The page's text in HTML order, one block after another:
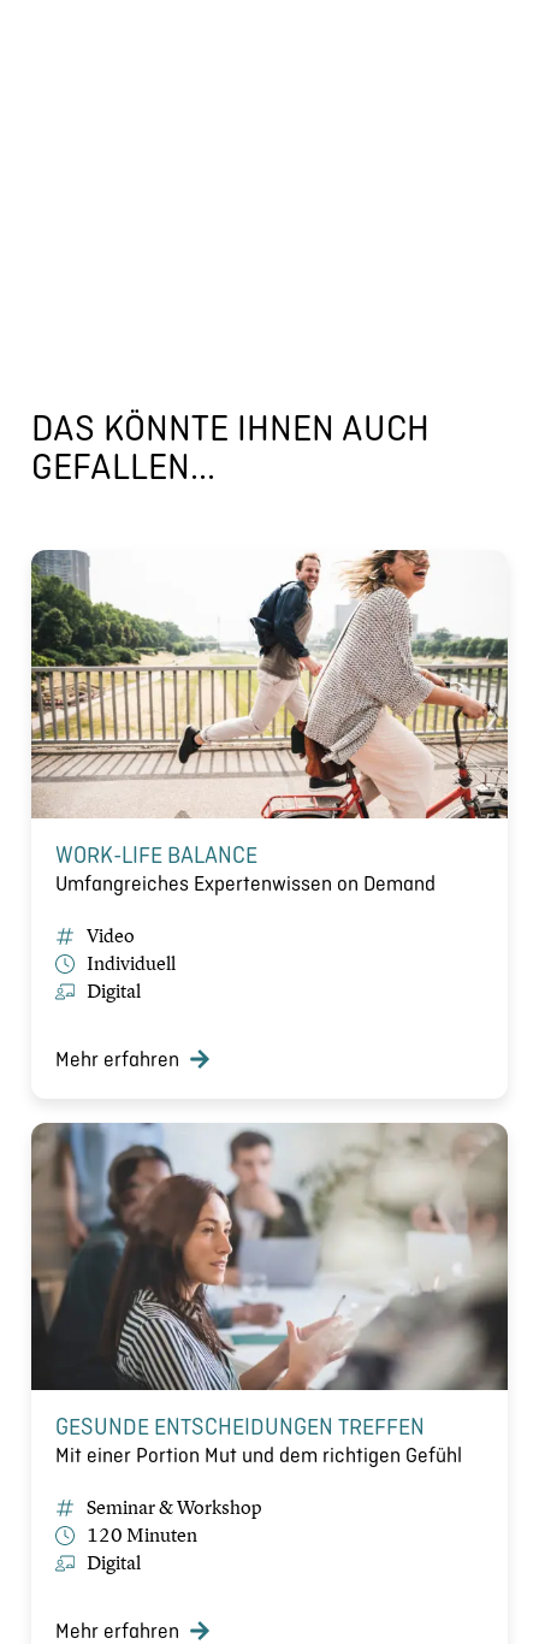
DAS KÖNNTE IHNEN AUCH
GEFALLEN...
WORK-LIFE BALANCE
Umfangreiches Expertenwissen on Demand
Video
Individuell
Digital
Mehr erfahren
GESUNDE ENTSCHEIDUNGEN TREFFEN
Mit einer Portion Mut und dem richtigen Gefühl
Seminar & Workshop
120 Minuten
Digital
Mehr erfahren